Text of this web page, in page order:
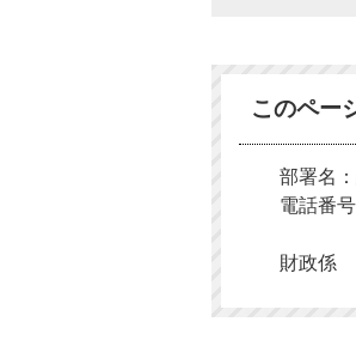
このペー
部署名
電話番
財政係